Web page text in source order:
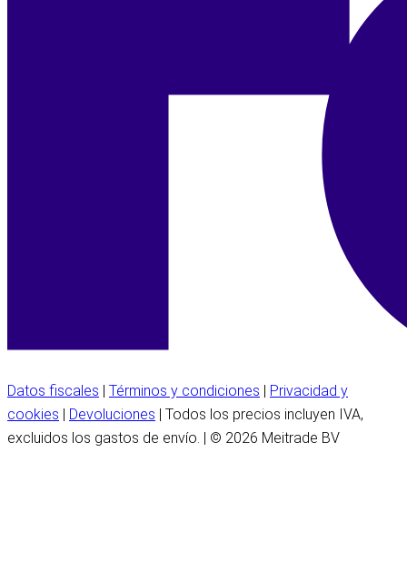
Datos fiscales Términos y condiciones
Privacidad y
cookies
Devoluciones | Todos los precios incluyen IVA,
excluidos los gastos de envío. | © 2026 Meitrade BV